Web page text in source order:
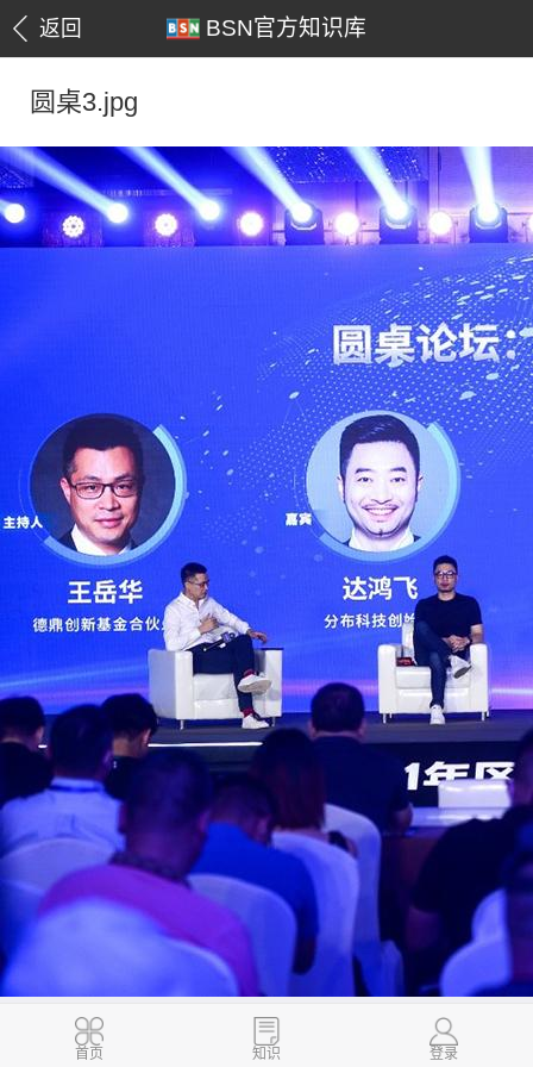
返回 BSN官方知识库
首页 知识 登录
圆桌3.jpg